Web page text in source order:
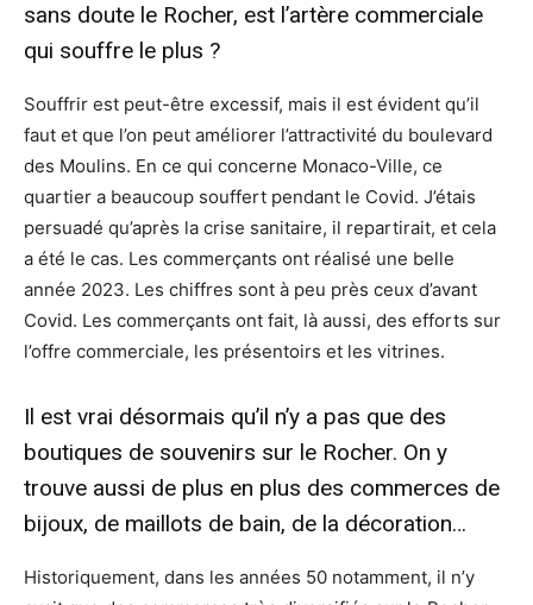
sans doute le Rocher, est l’artère commerciale
qui souffre le plus ?
Souffrir est peut-être excessif, mais il est évident qu’il
faut et que l’on peut améliorer l’attractivité du boulevard
des Moulins. En ce qui concerne Monaco-Ville, ce
quartier a beaucoup souffert pendant le Covid. J’étais
persuadé qu’après la crise sanitaire, il repartirait, et cela
a été le cas. Les commerçants ont réalisé une belle
année 2023. Les chiffres sont à peu près ceux d’avant
Covid. Les commerçants ont fait, là aussi, des efforts sur
l’offre commerciale, les présentoirs et les vitrines.
Il est vrai désormais qu’il n’y a pas que des
boutiques de souvenirs sur le Rocher. On y
trouve aussi de plus en plus des commerces de
bijoux, de maillots de bain, de la décoration…
Historiquement, dans les années 50 notamment, il n’y